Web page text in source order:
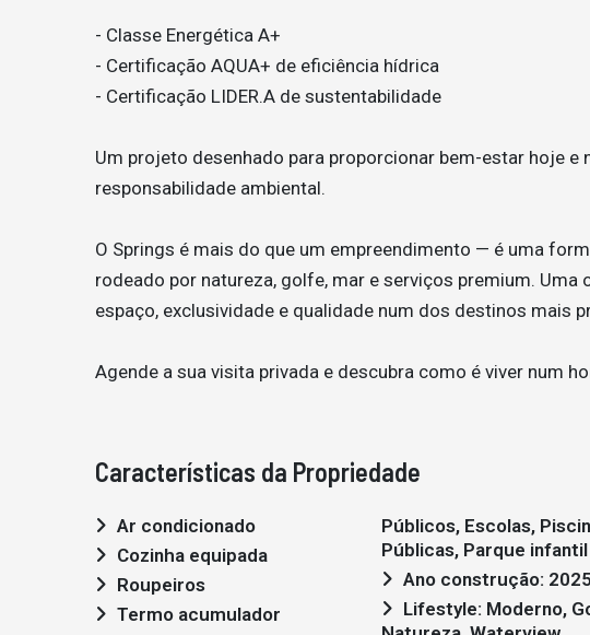
- Classe Energética A+
- Certificação AQUA+ de eficiência hídrica
- Certificação LIDER.A de sustentabilidade
Um projeto desenhado para proporcionar bem-estar hoje
responsabilidade ambiental.
O Springs é mais do que um empreendimento — é uma
rodeado por natureza, golfe, mar e serviços premium. Uma
espaço, exclusividade e qualidade num dos destinos mais
Agende a sua visita privada e descubra como é viver num
Características da Propriedade
Ar condicionado
Cozinha equipada
Roupeiros
Termo acumulador
Públicos, Escolas,
Públicas, Parque infantil
Ano construção: